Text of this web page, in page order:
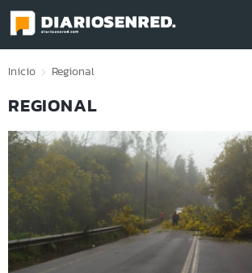
Click acá para ir directamente al contenido
Inicio Regional
REGIONAL